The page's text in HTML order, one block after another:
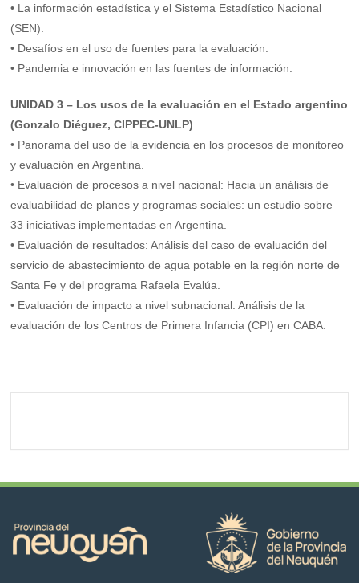
• La información estadística y el Sistema Estadístico Nacional
(SEN).
• Desafíos en el uso de fuentes para la evaluación.
• Pandemia e innovación en las fuentes de información.
UNIDAD 3 – Los usos de la evaluación en el Estado argentino
(Gonzalo Diéguez, CIPPEC-UNLP)
• Panorama del uso de la evidencia en los procesos de monitoreo
y evaluación en Argentina.
• Evaluación de procesos a nivel nacional: Hacia un análisis de
evaluabilidad de planes y programas sociales: un estudio sobre
33 iniciativas implementadas en Argentina.
• Evaluación de resultados: Análisis del caso de evaluación del
servicio de abastecimiento de agua potable en la región norte de
Santa Fe y del programa Rafaela Evalúa.
• Evaluación de impacto a nivel subnacional. Análisis de la
evaluación de los Centros de Primera Infancia (CPI) en CABA.